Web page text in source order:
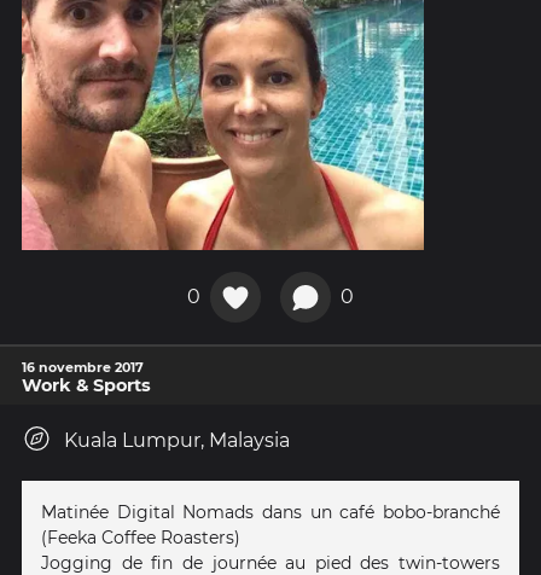
0 0
16 novembre 2017
Work & Sports
Kuala Lumpur, Malaysia
Matinée Digital Nomads dans un café bobo-branché
(Feeka Coffee Roasters)
Jogging de fin de journée au pied des twin-towers